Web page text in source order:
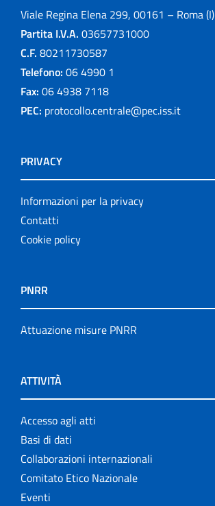
Viale Regina Elena 299, 00161 – Roma (I)
Partita I.V.A. 03657731000
C.F. 80211730587
Telefono: 06 4990 1
Fax: 06 4938 7118
PEC: protocollo.centrale@pec.iss.it
PRIVACY
Informazioni per la privacy
Contatti
Cookie policy
PNRR
Attuazione misure PNRR
ATTIVITÀ
Accesso agli atti
Basi di dati
Collaborazioni internazionali
Comitato Etico Nazionale
Eventi